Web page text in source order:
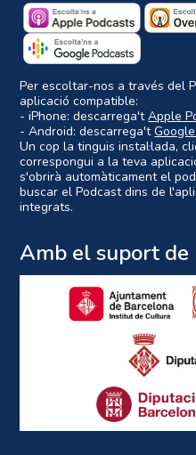
Per escoltar-nos a través del
aplicació compatible:
- iPhone: descarrega'tApple
- Android: descarrega't
Un cop la tinguis instal·lada,
correspongui a la teva
s'obrirà automàticament el
buscar el Podcast dins de
integrats.
Amb el suport de